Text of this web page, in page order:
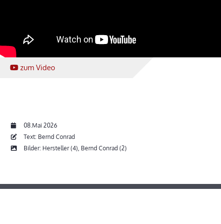
zum Video
08.Mai 2026
Text: Bernd Conrad
Bilder: Hersteller (4), Bernd Conrad (2)